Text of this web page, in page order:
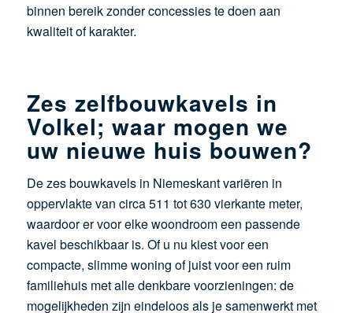
binnen bereik zonder concessies te doen aan
kwaliteit of karakter.
Zes zelfbouwkavels in
Volkel; waar mogen we
uw nieuwe huis bouwen?
De zes bouwkavels in Niemeskant variëren in
oppervlakte van circa 511 tot 630 vierkante meter,
waardoor er voor elke woondroom een passende
kavel beschikbaar is. Of u nu kiest voor een
compacte, slimme woning of juist voor een ruim
familiehuis met alle denkbare voorzieningen: de
mogelijkheden zijn eindeloos als je samenwerkt met